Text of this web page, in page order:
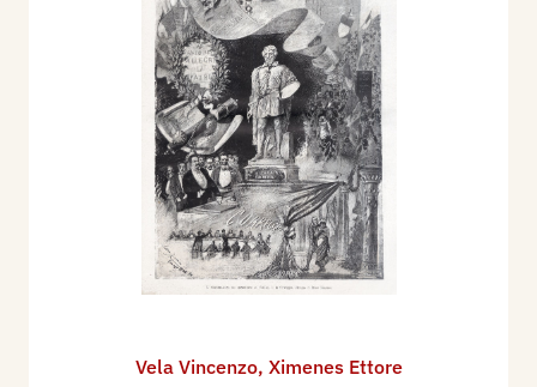
Vela Vincenzo, Ximenes Ettore